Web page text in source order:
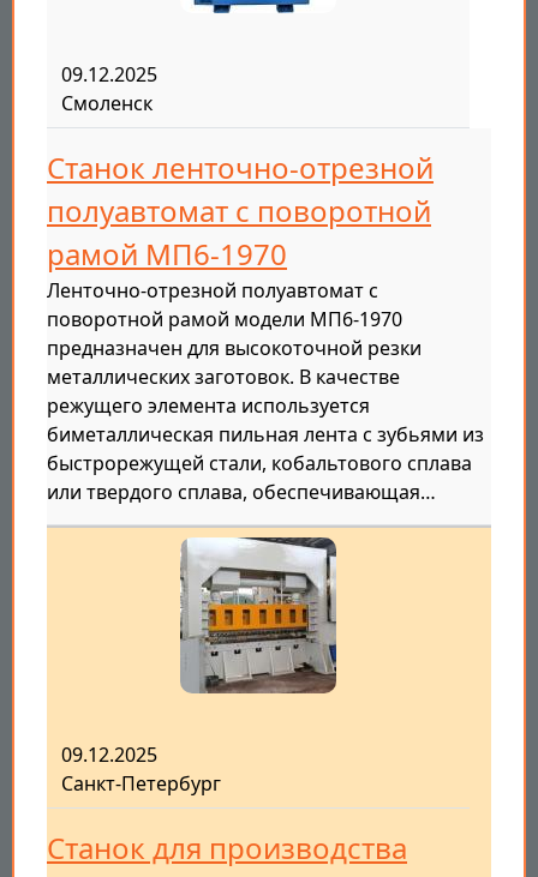
09.12.2025
Смоленск
Станок ленточно-отрезной
полуавтомат с поворотной
рамой МП6-1970
Ленточно-отрезной полуавтомат с
поворотной рамой модели МП6-1970
предназначен для высокоточной резки
металлических заготовок. В качестве
режущего элемента используется
биметаллическая пильная лента с зубьями из
быстрорежущей стали, кобальтового сплава
или твердого сплава, обеспечивающая…
09.12.2025
Санкт-Петербург
Станок для производства